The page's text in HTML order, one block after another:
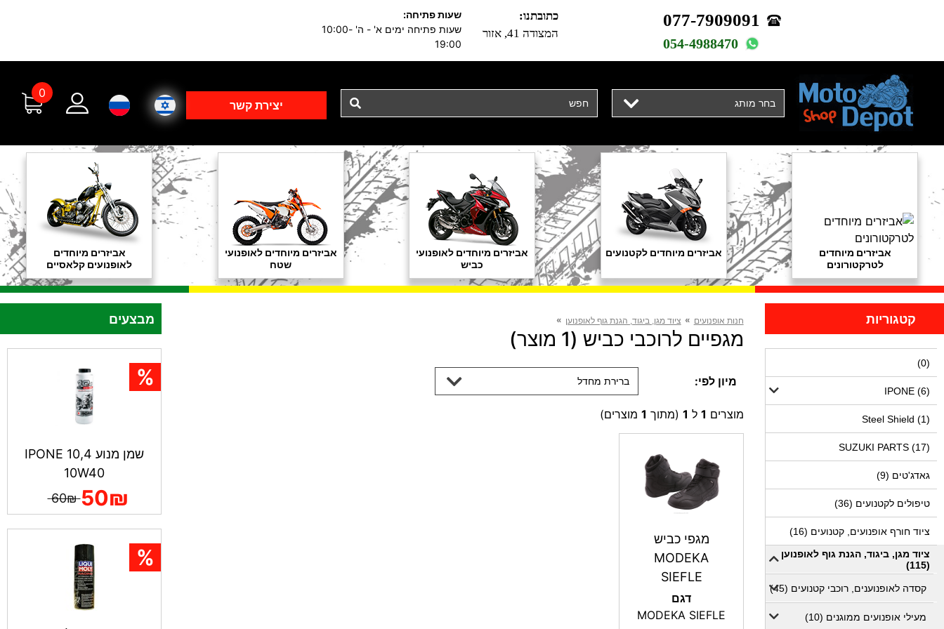
077-7909091
054-4988470
כתובתנו:
המצודה 41, אזור
שעות פתיחה:
שעות פתיחה ימים א' - ה' 10:00-
19:00
בחר מותג יצירת קשר
0
אביזרים מיוחדים
לטרקטורונים
אביזרים מיוחדים לקטנועים
אביזרים מיוחדים לאופנועי
כביש
אביזרים מיוחדים לאופנועי
שטח
אביזרים מיוחדים
לאופנועים קלאסיים
קטגוריות
(0)
IPONE (6)
Steel Shield (1)
SUZUKI PARTS (17)
גאדג'טים (9)
טיפולים לקטנועים (36)
ציוד חורף אופנועים, קטנועים (16)
ציוד מגן, ביגוד, הגנת גוף לאופנוען
(115)
קסדה לאופנוענים, רוכבי קטנועים (45)
מעילי אופנועים ממוגנים (10)
חנות אופנועים » ציוד מגן, ביגוד, הגנת גוף לאופנוען »
מגפיים לרוכבי כביש (1 מוצר)
מיון לפי: ברירת מחדל
מוצרים 1 ל 1 (מתוך 1 מוצרים)
מגפי כביש
MODEKA
SIEFLE
דגם
מבצעים
שמן מנוע IPONE 10,4
10W40
50₪
60₪